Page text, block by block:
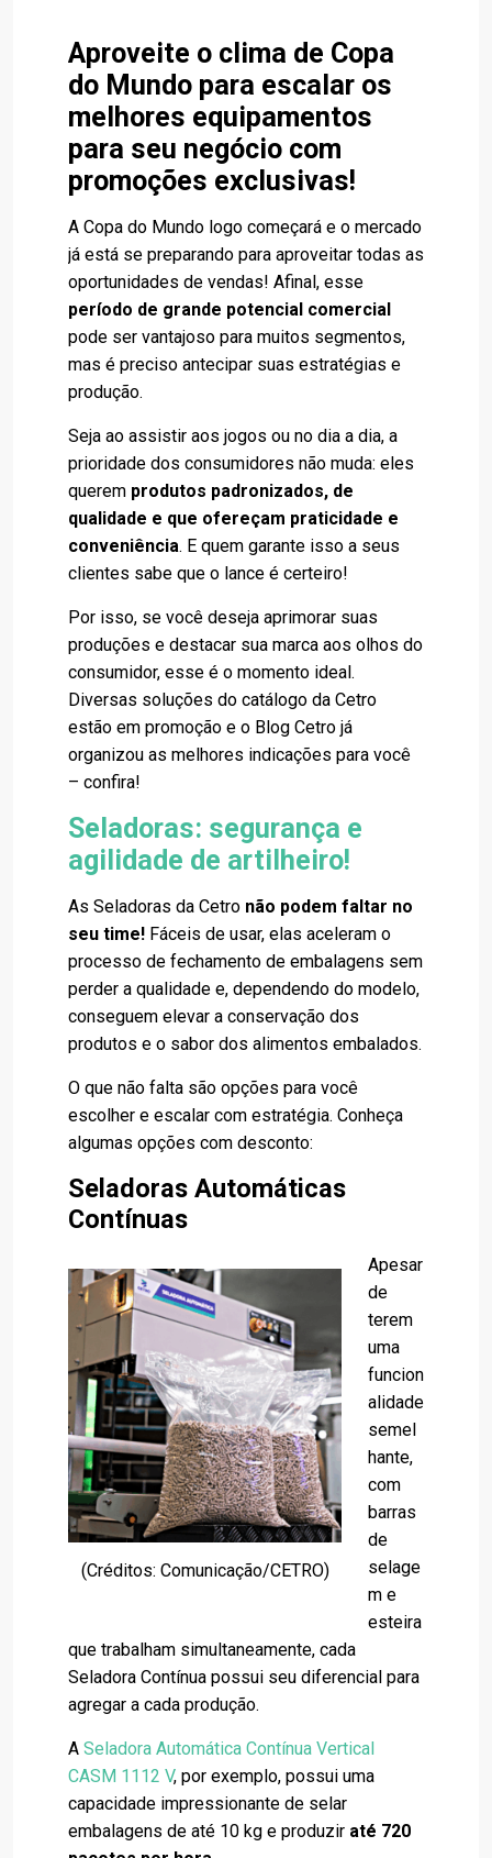
Aproveite o clima de Copa
do Mundo para escalar os
melhores equipamentos
para seu negócio com
promoções exclusivas!
A Copa do Mundo logo começará e o mercado
já está se preparando para aproveitar todas as
oportunidades de vendas! Afinal, esse
período de grande potencial comercial
pode ser vantajoso para muitos segmentos,
mas é preciso antecipar suas estratégias e
produção.
Seja ao assistir aos jogos ou no dia a dia, a
prioridade dos consumidores não muda: eles
querem produtos padronizados, de
qualidade e que ofereçam praticidade e
conveniência. E quem garante isso a seus
clientes sabe que o lance é certeiro!
Por isso, se você deseja aprimorar suas
produções e destacar sua marca aos olhos do
consumidor, esse é o momento ideal.
Diversas soluções do catálogo da Cetro
estão em promoção e o Blog Cetro já
organizou as melhores indicações para você
– confira!
Seladoras: segurança e
agilidade de artilheiro!
As Seladoras da Cetro não podem faltar no
seu time! Fáceis de usar, elas aceleram o
processo de fechamento de embalagens sem
perder a qualidade e, dependendo do modelo,
conseguem elevar a conservação dos
produtos e o sabor dos alimentos embalados.
O que não falta são opções para você
escolher e escalar com estratégia. Conheça
algumas opções com desconto:
Seladoras Automáticas
Contínuas
(Créditos: Comunicação/CETRO)
Apesar
de
terem
uma
funcion
alidade
semel
hante,
com
barras
de
selage
m e
esteira
que trabalham simultaneamente, cada
Seladora Contínua possui seu diferencial para
agregar a cada produção.
A Seladora Automática Contínua Vertical
CASM 1112 V, por exemplo, possui uma
capacidade impressionante de selar
embalagens de até 10 kg e produzir até 720